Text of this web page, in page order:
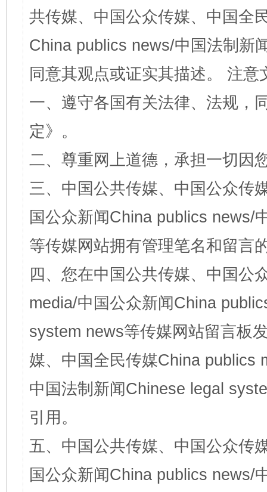
共传媒、中国公众传媒、中国全
China publics news/中国法制新
同意其观点或证实其描述。 注
一、遵守各国有关法律、法规，
定》。
二、尊重网上道德，承担一切因
三、中国公共传媒、中国公众传
国公众新闻China publics news/
等传媒网站拥有管理笔名和留言
四、您在中国公共传媒、中国公
media/中国公众新闻China
system news等传媒网站留言板
媒、中国全民传媒China publics
中国法制新闻Chinese legal
引用。
五、中国公共传媒、中国公众传
国公众新闻China publics news/